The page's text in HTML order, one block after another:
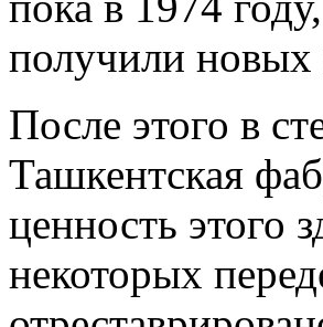
получили новых
После этого в
Ташкентская
ценность этого
некоторых